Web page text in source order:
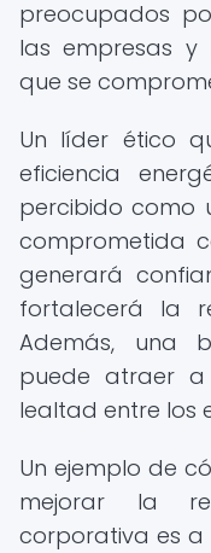
preocupados
las empresas
que se
Un líder ético
eficiencia
percibido como
comprometida
generará
fortalecerá la
Además, una
puede atraer a
lealtad entre los
Un ejemplo de
mejorar la
corporativa es